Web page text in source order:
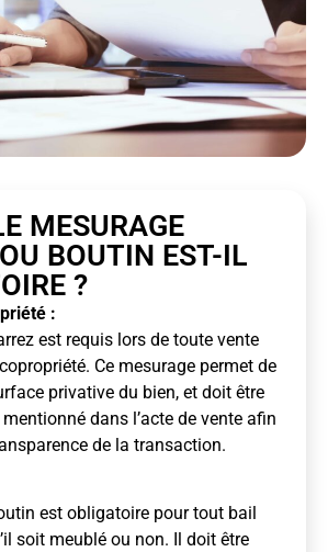
MESURAGE
BOUTIN EST-IL
?
:
est requis lors de toute vente
Ce mesurage permet de
privative du bien, et doit être
dans l’acte de vente afin
de la transaction.
est obligatoire pour tout bail
soit meublé ou non. Il doit être